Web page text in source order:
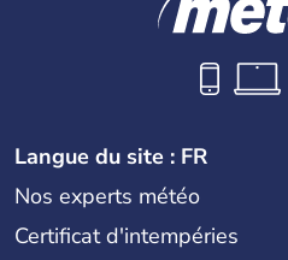
Langue du site : FR
Nos experts météo
Certificat d'intempéries